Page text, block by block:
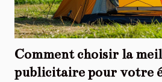
Comment choisir la
publicitaire pour votre